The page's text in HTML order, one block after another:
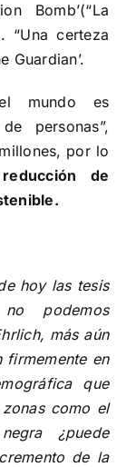
Bomb’(“La
“Una certeza
Guardian’.
mundo es
personas”,
por lo
de
hoy las tesis
podemos
más aún
firmemente en
que
como el
¿puede
de la